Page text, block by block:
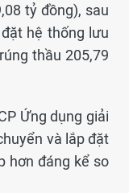
tỷ đồng), sau
hệ thống lưu
thầu 205,79
Ứng dụng giải
và lắp đặt
hơn đáng kể so